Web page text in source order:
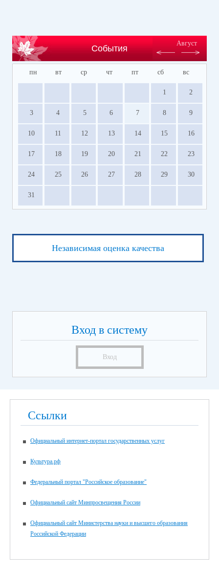
События
Август
пн вт ср чт пт сб вс
1 2
3 4 5 6 7 8 9
10 11 12 13 14 15 16
17 18 19 20 21 22 23
24 25 26 27 28 29 30
31
Независимая оценка качества
Вход в систему
Вход
Ссылки
Официальный интернет-портал государственных услуг
Культура.рф
Федеральный портал "Российское образование"
Официальный сайт Минпросвещения России
Официальный сайт Министерства науки и высшего образования
Российской Федерации